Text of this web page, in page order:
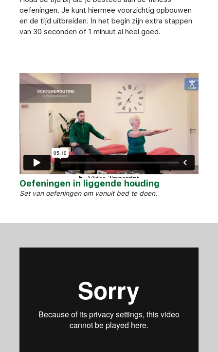
oefeningen. Je kunt hiermee voorzichtig opbouwen
en de tijd uitbreiden. In het begin zijn extra stappen
van 30 seconden of 1 minuut al heel goed.
Oefeningen in liggende houding
Set van oefeningen om vanuit bed te doen.